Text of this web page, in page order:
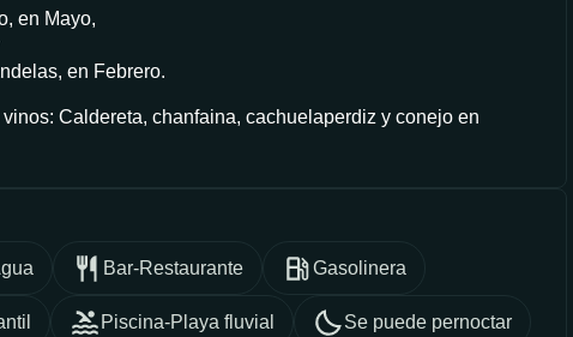
en Mayo,
en Febrero.
Caldereta, chanfaina, cachuelaperdiz y conejo en
Bar-Restaurante Gasolinera
Piscina-Playa fluvial Se puede pernoctar